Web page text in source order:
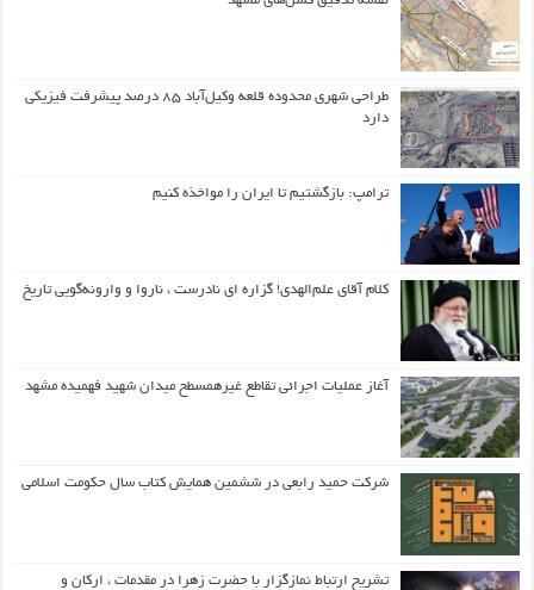
طراحی شهری محدوده قلعه وکیل‌آباد ۸۵ درصد پیشرفت فیزیکی
دارد
ترامپ: بازگشتیم تا ایران را مواخذه کنیم
کلام آقای علم‌الهدی! گزاره ای نادرست ، ناروا و وارونه‌گویی تاریخ
آغاز عملیات اجرائی تقاطع غیرهمسطح میدان شهید فهمیده مشهد
شرکت حمید رابعی در ششمین همایش کتاب سال حکومت اسلامی
تشریح ارتباط نمازگزار با حضرت زهرا در مقدمات ، ارکان و